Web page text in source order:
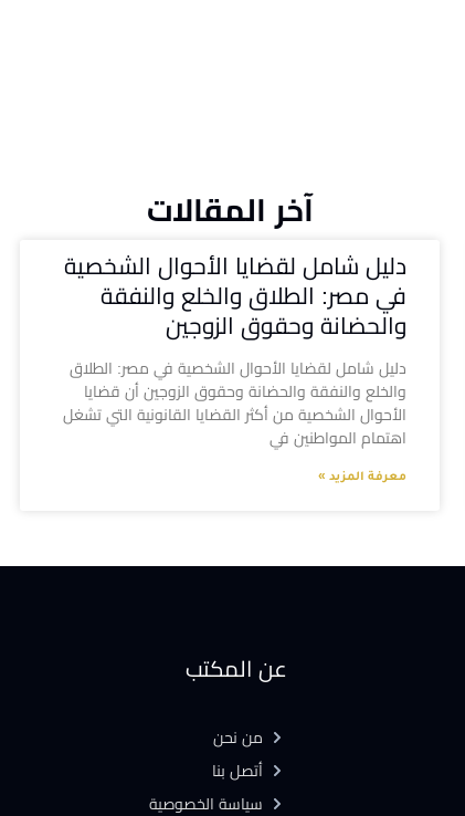
آخر المقالات
دليل شامل لقضايا الأحوال الشخصية
في مصر: الطلاق والخلع والنفقة
والحضانة وحقوق الزوجين
دليل شامل لقضايا الأحوال الشخصية في مصر: الطلاق
والخلع والنفقة والحضانة وحقوق الزوجين أن قضايا
الأحوال الشخصية من أكثر القضايا القانونية التي تشغل
اهتمام المواطنين في
معرفة المزيد »
عن المكتب
من نحن
أتصل بنا
سياسة الخصوصية